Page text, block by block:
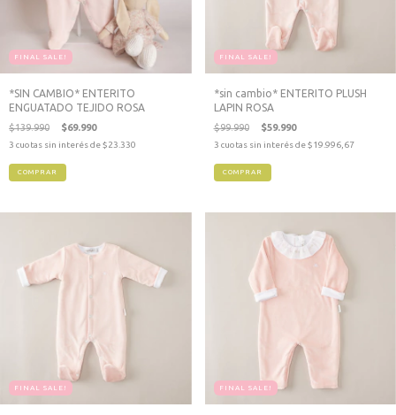
FINAL SALE!
*SIN CAMBIO* ENTERITO
ENGUATADO TEJIDO ROSA
$139.990 $69.990
3 cuotas sin interés de$23.330
COMPRAR
FINAL SALE!
*sin cambio* ENTERITO PLUSH
LAPIN ROSA
$99.990 $59.990
3 cuotas sin interés de$19.996,67
COMPRAR
FINAL SALE! FINAL SALE!